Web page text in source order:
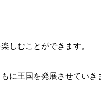
しむことができます。
に王国を発展させていき